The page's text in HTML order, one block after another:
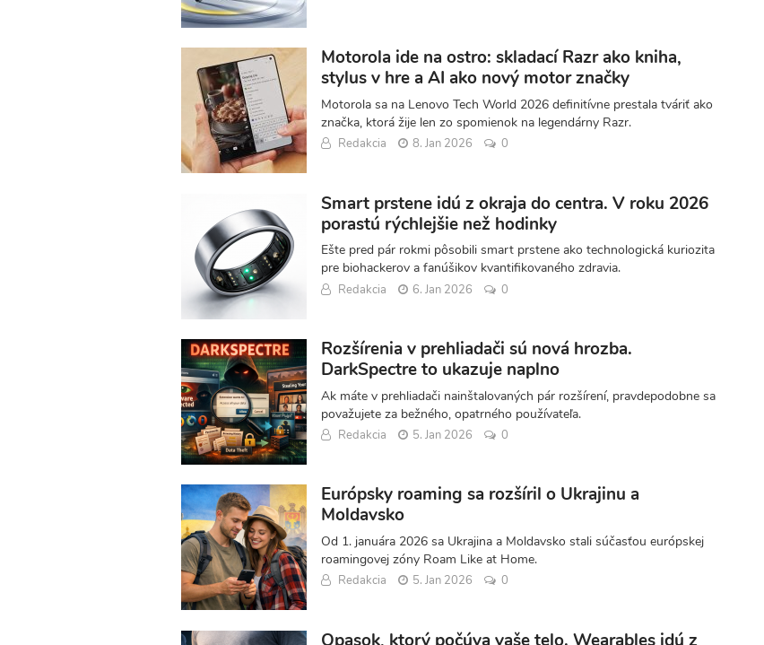
Motorola ide na ostro: skladací Razr ako kniha,
stylus v hre a AI ako nový motor značky
Motorola sa na Lenovo Tech World 2026 definitívne prestala tváriť ako
značka, ktorá žije len zo spomienok na legendárny Razr.
Redakcia 8. Jan 2026 0
Smart prstene idú z okraja do centra. V roku 2026
porastú rýchlejšie než hodinky
Ešte pred pár rokmi pôsobili smart prstene ako technologická kuriozita
pre biohackerov a fanúšikov kvantifikovaného zdravia.
Redakcia 6. Jan 2026 0
Rozšírenia v prehliadači sú nová hrozba.
DarkSpectre to ukazuje naplno
Ak máte v prehliadači nainštalovaných pár rozšírení, pravdepodobne sa
považujete za bežného, opatrného používateľa.
Redakcia 5. Jan 2026 0
Európsky roaming sa rozšíril o Ukrajinu a
Moldavsko
Od 1. januára 2026 sa Ukrajina a Moldavsko stali súčasťou európskej
roamingovej zóny Roam Like at Home.
Redakcia 5. Jan 2026 0
Opasok, ktorý počúva vaše telo. Wearables idú z